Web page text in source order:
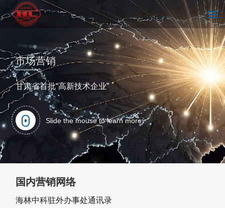
首页
走进海林
技术中心
新闻中心
市场营销
甘肃省首批“高新技术企业”
Slide the mouse to learn more
国内营销网络
海林中科驻外办事处通讯录